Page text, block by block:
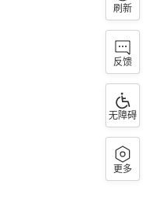
刷新
反馈
无障碍
更多